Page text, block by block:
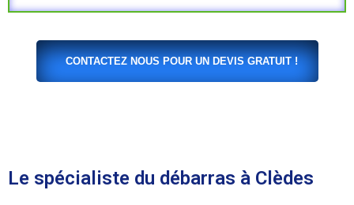
CONTACTEZ NOUS POUR UN DEVIS GRATUIT !
Le spécialiste du débarras à Clèdes